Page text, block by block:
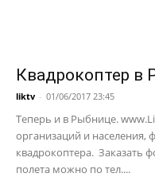
Квадрокоптер в
liktv - 01/06/2017 23:45
Теперь и в Рыбнице.
организаций и населения,
квадрокоптера. Заказать
полета можно по тел....